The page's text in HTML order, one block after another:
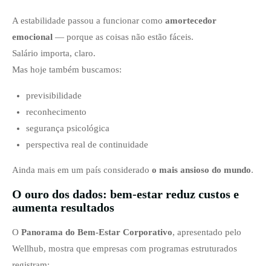
A estabilidade passou a funcionar como amortecedor
emocional — porque as coisas não estão fáceis.
Salário importa, claro.
Mas hoje também buscamos:
previsibilidade
reconhecimento
segurança psicológica
perspectiva real de continuidade
Ainda mais em um país considerado o mais ansioso do mundo.
O ouro dos dados: bem-estar reduz custos e
aumenta resultados
O Panorama do Bem-Estar Corporativo, apresentado pelo
Wellhub, mostra que empresas com programas estruturados